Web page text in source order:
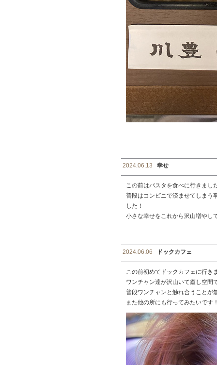
2024.06.13 幸せ
この前はパスタを食べに行きまし
普段はコンビニで済ませてしまう
した！
小さな幸せをこれから沢山増やし
2024.06.06 ドックカフェ
この前初めてドックカフェに行き
ワンチャン達が沢山いて癒し空間
普段ワンチャンと触れ合うことが
また他の所にも行ってみたいです